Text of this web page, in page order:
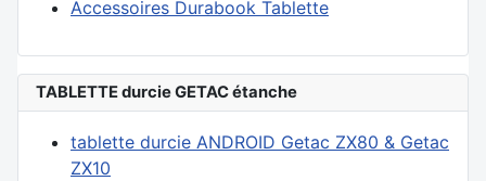
Accessoires Durabook Tablette
TABLETTE durcie GETAC étanche
tablette durcie ANDROID Getac ZX80 & Getac
ZX10